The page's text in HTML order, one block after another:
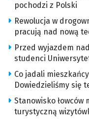
pochodzi z Polski
Rewolucja w
pracują nad nową
Przed wyjazdem
studenci
Co jadali
Dowiedzieliśmy się
Stanowisko łowców
turystyczną